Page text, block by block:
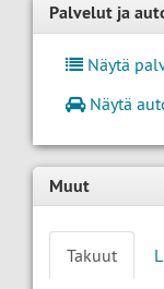
Palvelut ja
Näytä
Näytä
Muut
Takuut